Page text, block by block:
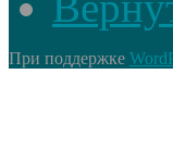
При поддержке